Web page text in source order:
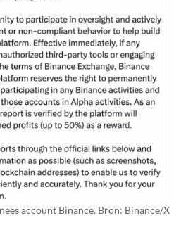
account Binance. Bron: Binance/X